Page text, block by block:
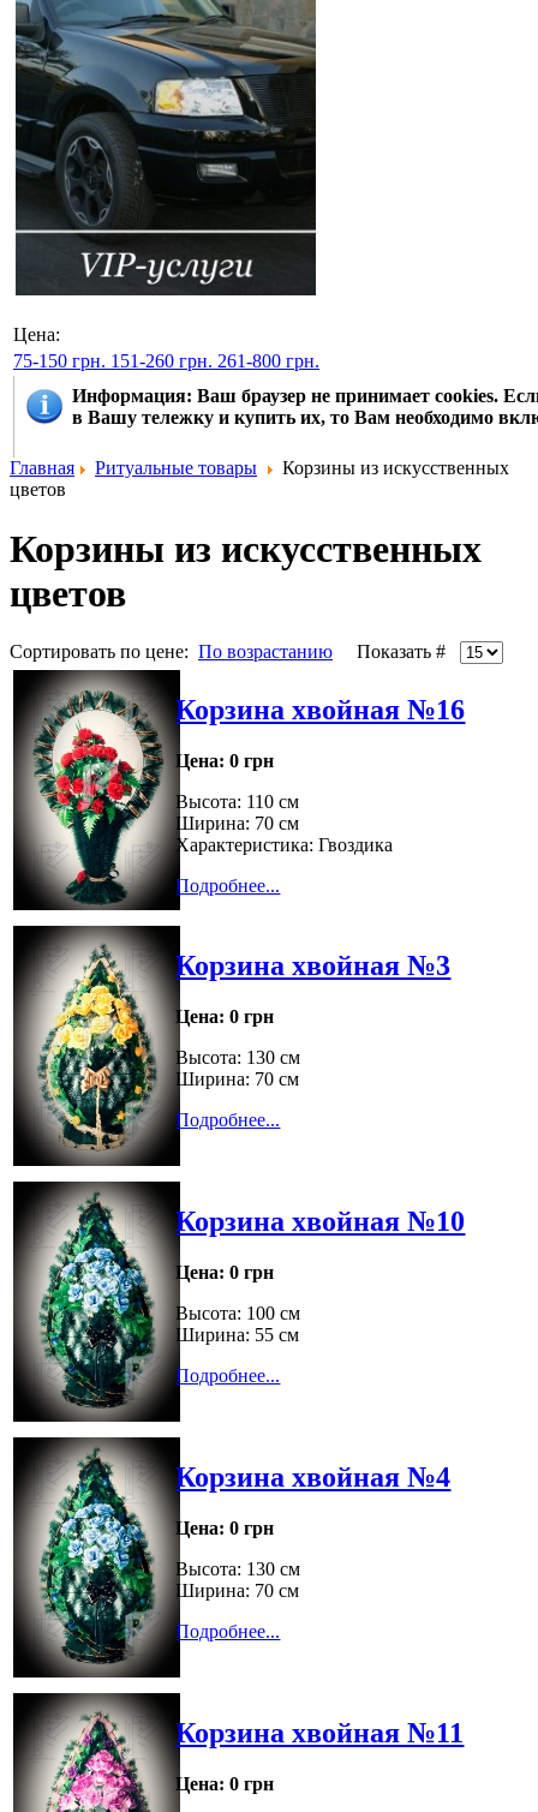
Цена:
75-150 грн. 151-260 грн. 261-800 грн.
Информация: Ваш браузер не принимает cookies.
в Вашу тележку и купить их, то Вам необходимо
Главная Ритуальные товары
Корзины из искусственных
цветов
Корзины из искусственных
цветов
Сортировать по цене: По возрастанию Показать #
Корзина хвойная №16
Цена: 0 грн
Высота: 110 см
Ширина: 70 см
Характеристика: Гвоздика
Подробнее...
Корзина хвойная №3
Цена: 0 грн
Высота: 130 см
Ширина: 70 см
Подробнее...
Корзина хвойная №10
Цена: 0 грн
Высота: 100 см
Ширина: 55 см
Подробнее...
Корзина хвойная №4
Цена: 0 грн
Высота: 130 см
Ширина: 70 см
Подробнее...
Корзина хвойная №11
Цена: 0 грн